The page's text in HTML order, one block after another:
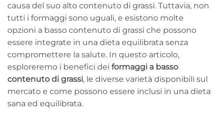
causa del suo alto contenuto di grassi. Tuttavia, non
tutti i formaggi sono uguali, e esistono molte
opzioni a basso contenuto di grassi che possono
essere integrate in una dieta equilibrata senza
compromettere la salute. In questo articolo,
esploreremo i benefici dei formaggi a basso
contenuto di grassi, le diverse varietà disponibili sul
mercato e come possono essere inclusi in una dieta
sana ed equilibrata.